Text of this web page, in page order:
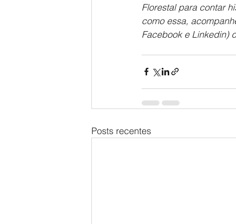
Florestal para contar
como essa,
Facebook e Linkedin)
Posts recentes